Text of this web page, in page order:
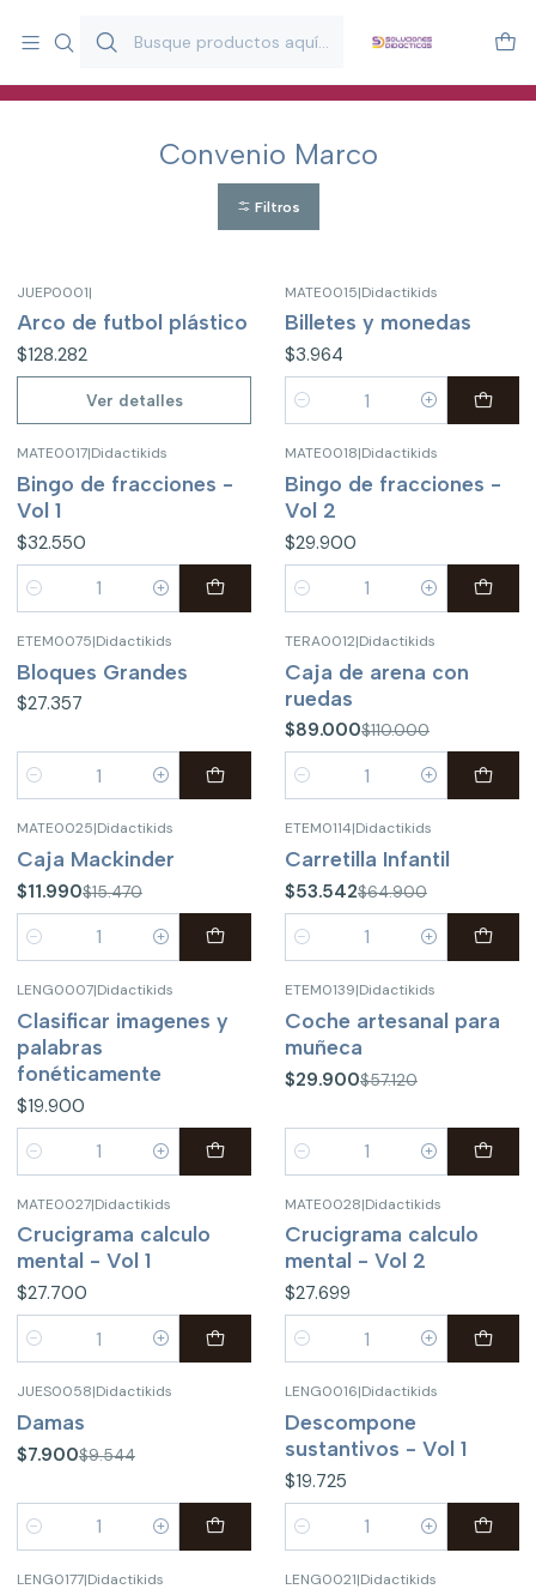
y estimulación infantil en Chile.
Especialistas en recursos educativos para aulas, terapeutas y
Convenio Marco
Filtros
No disponible
JUEP0001|
Arco de futbol plástico
$128.282
Ver detalles
MATE0015|Didactikids
Billetes y monedas
$3.964
Cantidad
MATE0017|Didactikids
Bingo de fracciones -
Vol 1
$32.550
Cantidad
MATE0018|Didactikids
Bingo de fracciones -
Vol 2
$29.900
Cantidad
ETEM0075|Didactikids
Bloques Grandes
$27.357
Cantidad
-19% OFF
TERA0012|Didactikids
Caja de arena con
ruedas
$89.000$110.000
Cantidad
MATE0025|Didactikids
Caja Mackinder
$11.990$15.470
Cantidad
OFF
ETEM0114|Didactikids
Carretilla Infantil
$53.542$64.900
Cantidad
LENG0007|Didactikids
Clasificar imagenes y
palabras
fonéticamente
$19.900
Cantidad
OFF
ETEM0139|Didactikids
Coche artesanal para
muñeca
$29.900$57.120
Cantidad
MATE0027|Didactikids
Crucigrama calculo
mental - Vol 1
$27.700
Cantidad
MATE0028|Didactikids
Crucigrama calculo
mental - Vol 2
$27.699
Cantidad
JUES0058|Didactikids
Damas
$7.900$9.544
Cantidad
LENG0016|Didactikids
Descompone
sustantivos - Vol 1
$19.725
Cantidad
LENG0177|Didactikids LENG0021|Didactikids